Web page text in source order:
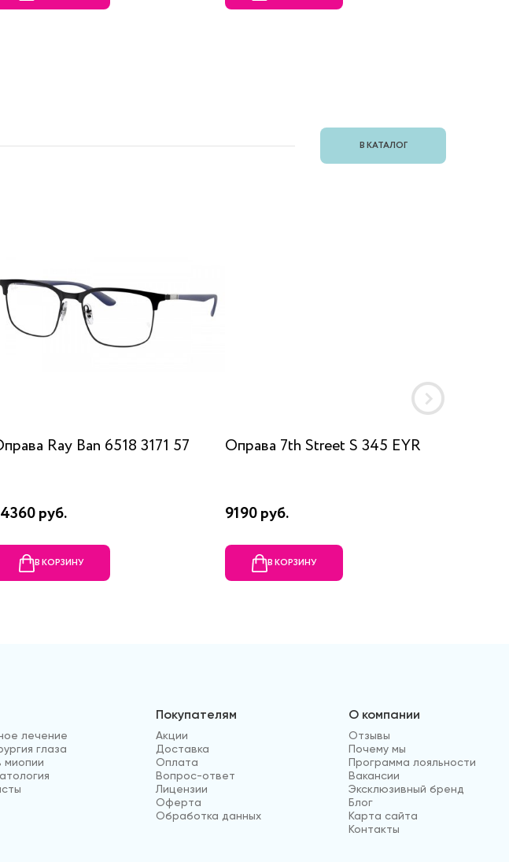
В КАТАЛОГ
Ray Ban 6518 3171 57
руб.
В КОРЗИНУ
Оправа 7th Street S 345 EYR
9190 руб.
В КОРЗИНУ
лечение
глаза
миопии
Покупателям
Акции
Доставка
Оплата
Вопрос-ответ
Лицензии
Оферта
Обработка данных
О компании
Отзывы
Почему мы
Программа лояльности
Вакансии
Эксклюзивный бренд
Блог
Карта сайта
Контакты